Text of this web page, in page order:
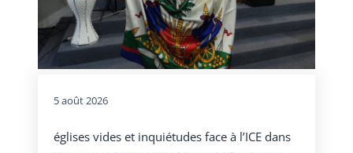
5 août 2026
églises vides et inquiétudes face à l’ICE dans